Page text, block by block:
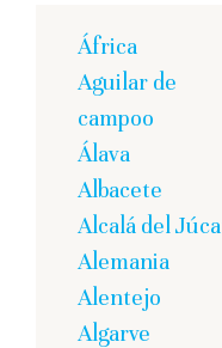
África
Aguilar de
campoo
Álava
Albacete
Alcalá del
Alemania
Alentejo
Algarve